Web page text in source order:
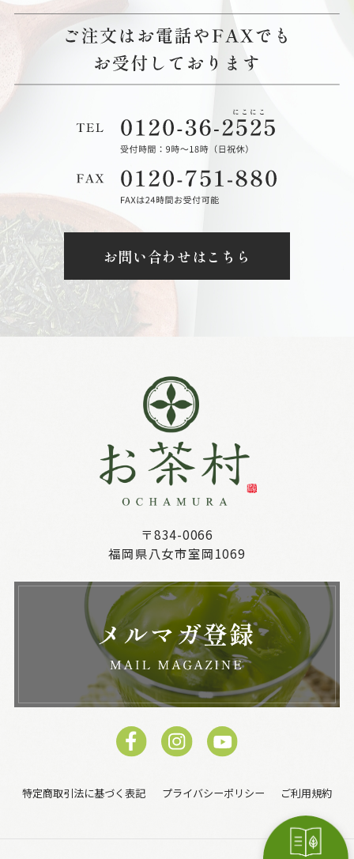
お問い合わせはこちら
〒834-0066
福岡県八女市室岡1069
特定商取引法に基づく表記 プライバシーポリシー ご利用規約